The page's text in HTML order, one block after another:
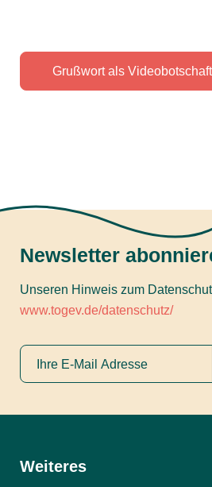
Grußwort als Videobotschaft
Newsletter
Unseren Hinweis zum
www.togev.de/datenschutz/
Weiteres